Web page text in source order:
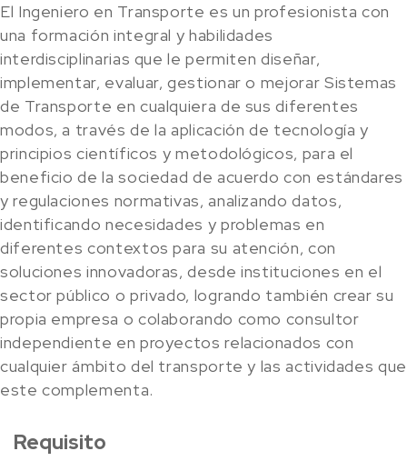
El Ingeniero en Transporte es un profesionista con
una formación integral y habilidades
interdisciplinarias que le permiten diseñar,
implementar, evaluar, gestionar o mejorar Sistemas
de Transporte en cualquiera de sus diferentes
modos, a través de la aplicación de tecnología y
principios científicos y metodológicos, para el
beneficio de la sociedad de acuerdo con estándares
y regulaciones normativas, analizando datos,
identificando necesidades y problemas en
diferentes contextos para su atención, con
soluciones innovadoras, desde instituciones en el
sector público o privado, logrando también crear su
propia empresa o colaborando como consultor
independiente en proyectos relacionados con
cualquier ámbito del transporte y las actividades que
este complementa.
Requisito